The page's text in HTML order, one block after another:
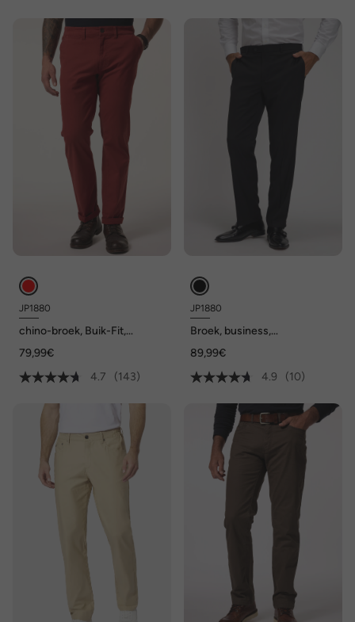
JP1880
chino-broek, Buik-Fit,
79,99€
4.7
(143)
JP1880
Broek, business,
KAPROS, tot maat 72/36
89,99€
4.9
(10)